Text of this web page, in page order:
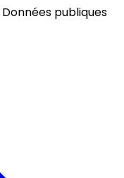
Données publiques